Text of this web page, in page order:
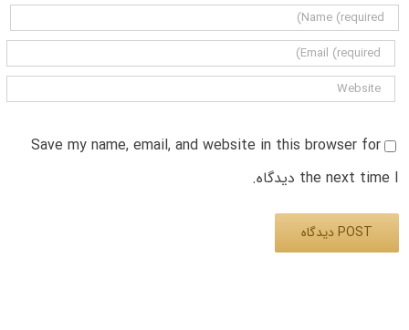
Save my name, email, and website in this browser for
the next time I دیدگاه.